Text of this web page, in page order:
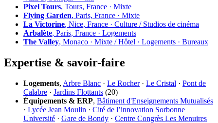
Pixel Tours, Tours, France · Mixte
Flying Garden, Paris, France · Mixte
La Victorine, Nice, France · Culture / Studios de cinéma
Arbalète, Paris, France · Logements
The Valley, Monaco · Mixte / Hôtel · Logements · Bureaux
Expertise & savoir-faire
Logements, Arbre Blanc · Le Rocher· Le Cristal · Pont de
Calabre · Jardins Flottants (20)
Équipements & ERP, Bâtiment d'Enseignements Mutualisés
· Lycée Jean Moulin · Cité de l’innovation Sorbonne
Université · Gare de Bondy · Centre Congrès Les Menuires